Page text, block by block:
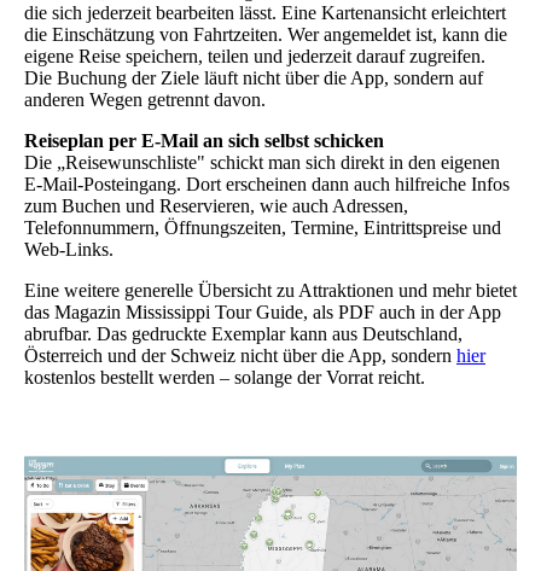
die sich jederzeit bearbeiten lässt. Eine Kartenansicht erleichtert
die Einschätzung von Fahrtzeiten. Wer angemeldet ist, kann die
eigene Reise speichern, teilen und jederzeit darauf zugreifen.
Die Buchung der Ziele läuft nicht über die App, sondern auf
anderen Wegen getrennt davon.
Reiseplan per E-Mail an sich selbst schicken
Die „Reisewunschliste" schickt man sich direkt in den eigenen
E-Mail-Posteingang. Dort erscheinen dann auch hilfreiche Infos
zum Buchen und Reservieren, wie auch Adressen,
Telefonnummern, Öffnungszeiten, Termine, Eintrittspreise und
Web-Links.
Eine weitere generelle Übersicht zu Attraktionen und mehr bietet
das Magazin Mississippi Tour Guide, als PDF auch in der App
abrufbar. Das gedruckte Exemplar kann aus Deutschland,
Österreich und der Schweiz nicht über die App, sondern hier
kostenlos bestellt werden – solange der Vorrat reicht.